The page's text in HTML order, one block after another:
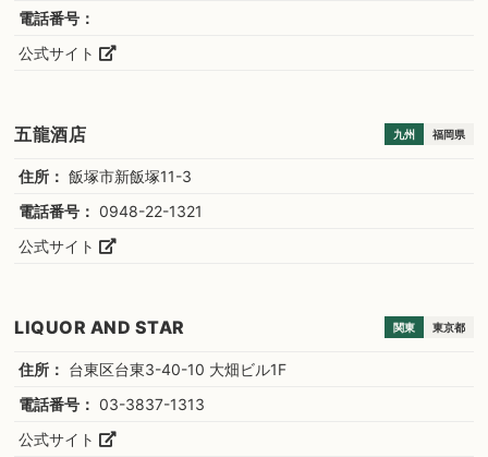
電話番号：
公式サイト
五龍酒店 九州 福岡県
住所： 飯塚市新飯塚11-3
電話番号： 0948-22-1321
公式サイト
LIQUOR AND STAR 関東 東京都
住所： 台東区台東3-40-10 大畑ビル1F
電話番号： 03-3837-1313
公式サイト